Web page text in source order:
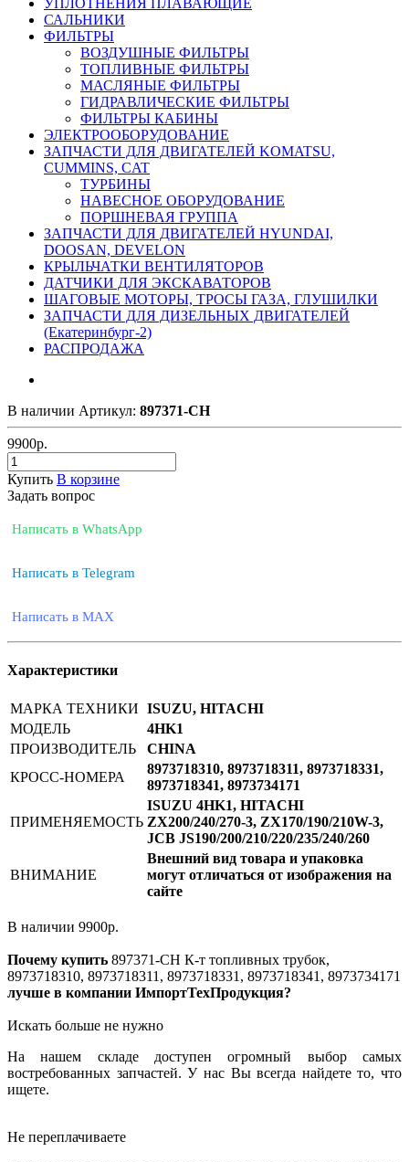
САЛЬНИКИ
ФИЛЬТРЫ
ВОЗДУШНЫЕ ФИЛЬТРЫ
ТОПЛИВНЫЕ ФИЛЬТРЫ
МАСЛЯНЫЕ ФИЛЬТРЫ
ГИДРАВЛИЧЕСКИЕ ФИЛЬТРЫ
ФИЛЬТРЫ КАБИНЫ
ЭЛЕКТРООБОРУДОВАНИЕ
ЗАПЧАСТИ ДЛЯ ДВИГАТЕЛЕЙ KOMATSU,
CUMMINS, CAT
ТУРБИНЫ
НАВЕСНОЕ ОБОРУДОВАНИЕ
ПОРШНЕВАЯ ГРУППА
ЗАПЧАСТИ ДЛЯ ДВИГАТЕЛЕЙ HYUNDAI,
DOOSAN, DEVELON
КРЫЛЬЧАТКИ ВЕНТИЛЯТОРОВ
ДАТЧИКИ ДЛЯ ЭКСКАВАТОРОВ
ШАГОВЫЕ МОТОРЫ, ТРОСЫ ГАЗА, ГЛУШИЛКИ
ЗАПЧАСТИ ДЛЯ ДИЗЕЛЬНЫХ ДВИГАТЕЛЕЙ
(Екатеринбург-2)
РАСПРОДАЖА
В наличии Артикул: 897371-CH
9900р.
Купить В корзине
Задать вопрос
Написать в WhatsApp
Написать в Telegram
Написать в MAX
Характеристики
МАРКА ТЕХНИКИ ISUZU, HITACHI
МОДЕЛЬ
4HK1
ПРОИЗВОДИТЕЛЬ
CHINA
КРОСС-НОМЕРА
8973718310, 8973718311, 8973718331,
8973718341, 8973734171
ПРИМЕНЯЕМОСТЬ
ISUZU 4HK1, HITACHI
ZX200/240/270-3, ZX170/190/210W-3,
JCB JS190/200/210/220/235/240/260
ВНИМАНИЕ
Внешний вид товара и упаковка
могут отличаться от изображения на
сайте
В наличии 9900р.
Почему купить 897371-CH К-т топливных трубок,
8973718310, 8973718311, 8973718331, 8973718341, 8973734171
лучше в компании ИмпортТехПродукция?
Искать больше не нужно
На нашем складе доступен огромный выбор самых
востребованных запчастей. У нас Вы всегда найдете то, что
ищете.
Не переплачиваете